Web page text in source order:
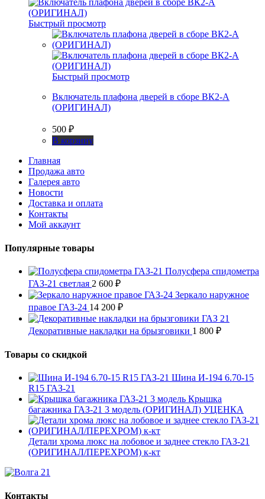
Быстрый просмотр
Быстрый просмотр
Включатель плафона дверей в сборе ВК2-А
(ОРИГИНАЛ)
500 ₽
В корзину
Главная
Продажа авто
Галерея авто
Новости
Доставка и оплата
Контакты
Мой аккаунт
Популярные товары
Полусфера спидометра
ГАЗ-21 светлая 2 600 ₽
Зеркало наружное
правое ГАЗ-24 14 200 ₽
Декоративные накладки на брызговики 1 800 ₽
Товары со скидкой
Шина И-194 6.70-15
R15 ГАЗ-21
Крышка
багажника ГАЗ-21 3 модель (ОРИГИНАЛ) УЦЕНКА
Детали хрома люкс на лобовое и заднее стекло ГАЗ-21
(ОРИГИНАЛ/ПЕРЕХРОМ) к-кт
Контакты